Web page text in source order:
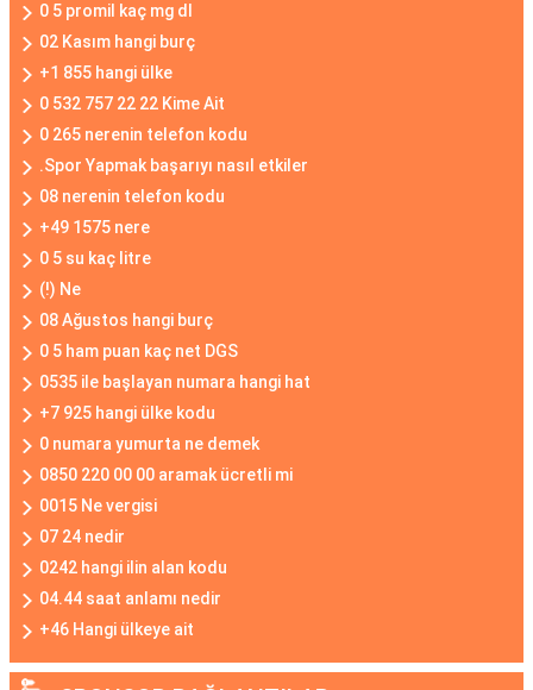
0 5 promil kaç mg dl
02 Kasım hangi burç
+1 855 hangi ülke
0 532 757 22 22 Kime Ait
0 265 nerenin telefon kodu
.Spor Yapmak başarıyı nasıl etkiler
08 nerenin telefon kodu
+49 1575 nere
0 5 su kaç litre
(!) Ne
08 Ağustos hangi burç
0 5 ham puan kaç net DGS
0535 ile başlayan numara hangi hat
+7 925 hangi ülke kodu
0 numara yumurta ne demek
0850 220 00 00 aramak ücretli mi
0015 Ne vergisi
07 24 nedir
0242 hangi ilin alan kodu
04.44 saat anlamı nedir
+46 Hangi ülkeye ait